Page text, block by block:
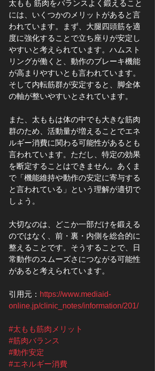
太もも 筋肉をバランスよく鍛えること
には、いくつかのメリットがあると言
われています。まず、大腿四頭筋を適
度に強化することで立ち座りが安定し
やすいと考えられています。ハムスト
リングが働くと、動作のブレーキ機能
が高まりやすいとも言われています。
そして内転筋群が安定すると、脚全体
の軸が整いやすいとされています。
また、太ももは体の中でも大きな筋肉
群のため、活動量が増えることでエネ
ルギー消費に関わる可能性があるとも
言われています。ただし、特定の効果
を断定することはできません。あくま
で「機能維持や動作の安定に寄与する
と言われている」という理解が適切で
しょう。
大切なのは、どこか一部だけを鍛える
のではなく、前・裏・内側を総合的に
整えることです。そうすることで、日
常動作のスムーズさにつながる可能性
があると考えられています。
引用元： https://www.mediaid-
online.jp/clinic_notes/information/201/
#太もも筋肉メリット
#筋肉バランス
#動作安定
#エネルギー消費